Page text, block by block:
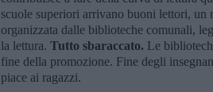
scuole superiori arrivano buoni lettori, un
organizzata dalle biblioteche comunali,
la lettura. Tutto sbaraccato. Le
fine della promozione. Fine degli
piace ai ragazzi.